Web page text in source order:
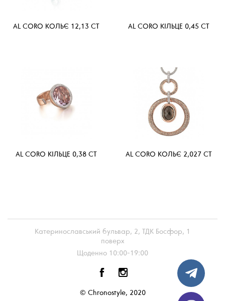
AL CORO КОЛЬЄ 12,13 CT AL CORO КІЛЬЦЕ 0,45 CT
AL CORO КІЛЬЦЕ 0,38 CT AL CORO КОЛЬЄ 2,027 CT
Катеринославський бульвар, 2, ТДК Босфор, 1
поверх
Щоденно 10:00-19:00
© Chronostyle, 2020